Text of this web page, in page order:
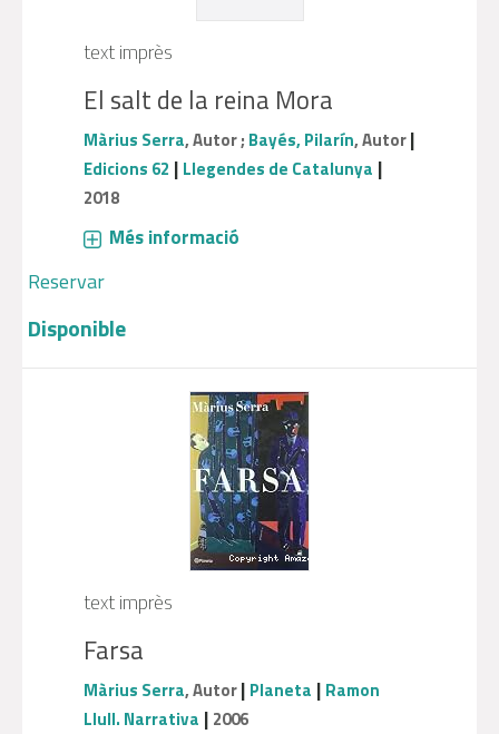
text imprès
El salt de la reina Mora
Màrius Serra, Autor ; Bayés, Pilarín, Autor|
Edicions 62 | Llegendes de Catalunya |
2018
Més informació
Reservar
Disponible
text imprès
Farsa
Màrius Serra, Autor| Planeta | Ramon
Llull. Narrativa | 2006